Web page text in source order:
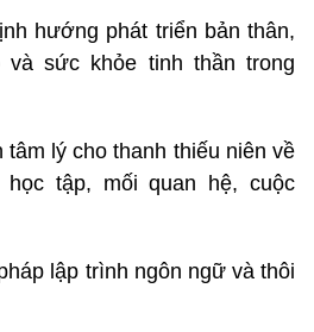
hướng phát triển bản thân,
sức khỏe tinh thần trong
tâm lý cho thanh thiếu niên về
tập, mối quan hệ, cuộc
lập trình ngôn ngữ và thôi